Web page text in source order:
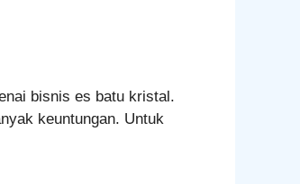
bisnis es batu kristal.
keuntungan. Untuk